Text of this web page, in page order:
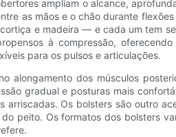
ampliam o alcance,
as mãos e o chão durante
e madeira — e cada um tem
à compressão,
para os pulsos e articulações.
alongamento dos músculos
gradual e posturas mais
Os bolsters são outro
peito. Os formatos dos bolsters